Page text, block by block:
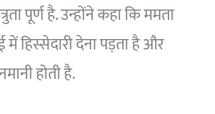
पूर्ण है. उन्होंने कहा कि ममता
हिस्सेदारी देना पड़ता है और
होती है.